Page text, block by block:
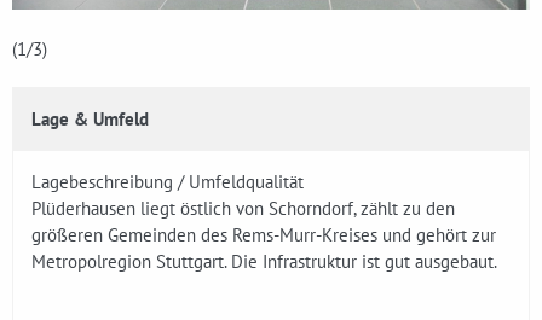
(1/3)
Lage & Umfeld
Lagebeschreibung / Umfeldqualität
Plüderhausen liegt östlich von Schorndorf, zählt zu den
größeren Gemeinden des Rems-Murr-Kreises und gehört zur
Metropolregion Stuttgart. Die Infrastruktur ist gut ausgebaut.